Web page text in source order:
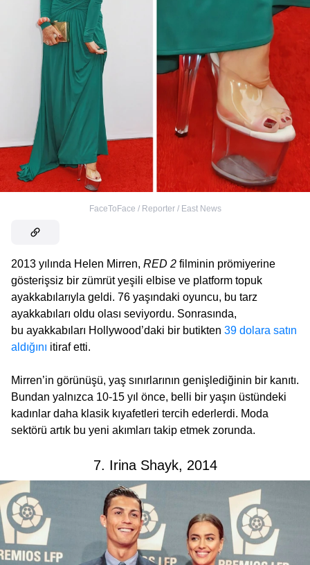
FaceToFace / Reporter / East News
2013 yılında Helen Mirren, RED 2 filminin prömiyerine
gösterişsiz bir zümrüt yeşili elbise ve platform topuk
ayakkabılarıyla geldi. 76 yaşındaki oyuncu, bu tarz
ayakkabıları oldu olası seviyordu. Sonrasında,
bu ayakkabıları Hollywood’daki bir butikten 39 dolara satın
aldığını itiraf etti.
Mirren’in görünüşü, yaş sınırlarının genişlediğinin bir kanıtı.
Bundan yalnızca 10-15 yıl önce, belli bir yaşın üstündeki
kadınlar daha klasik kıyafetleri tercih ederlerdi. Moda
sektörü artık bu yeni akımları takip etmek zorunda.
7. Irina Shayk, 2014